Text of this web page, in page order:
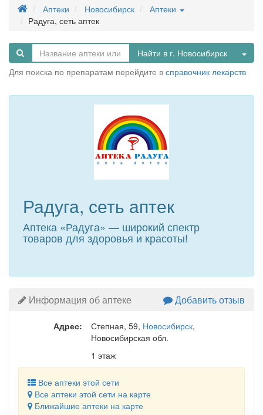
Аптеки Новосибирск
Аптеки
Радуга, сеть аптек
Найти в г. Новосибирск
Для поиска по препаратам перейдите в справочник лекарств
Радуга, сеть аптек
Аптека «Радуга» — широкий спектр
товаров для здоровья и красоты!
Информация об аптеке Добавить отзыв
Адрес: Степная, 59, Новосибирск,
Новосибирская обл.
1 этаж
Все аптеки этой сети
Все аптеки этой сети на карте
Ближайшие аптеки на карте